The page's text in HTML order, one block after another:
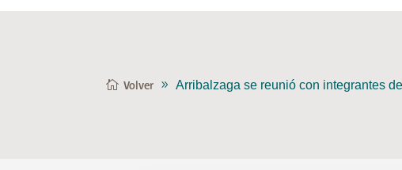
Volver Arribalzaga se reunió con integrantes